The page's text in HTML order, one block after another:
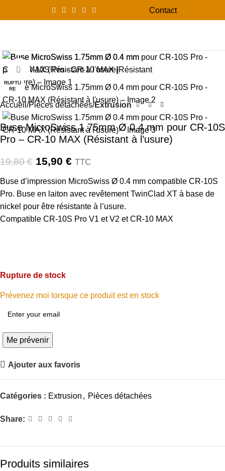
Contact
-20%
RUPTU
RE
Click to enlarge
Accueil Pièces détachées Extrusion
Buse MicroSwiss 1.75mm Ø 0.4 mm pour CR-10S
Pro – CR-10 MAX (Résistant à l’usure)
19,80€ 15,90 € TTC
Buse d’impression MicroSwiss Ø 0.4 mm compatible CR-10S
Pro. Buse en laiton avec revêtement TwinClad XT à base de
nickel pour être résistante à l’usure.
Compatible CR-10S Pro V1 et V2 et CR-10 MAX
Rupture de stock
Prévenez moi lorsque ce produit est en stock
Me prévenir
Ajouter aux favoris
Catégories : Extrusion , Pièces détachées
Share:
Produits similaires